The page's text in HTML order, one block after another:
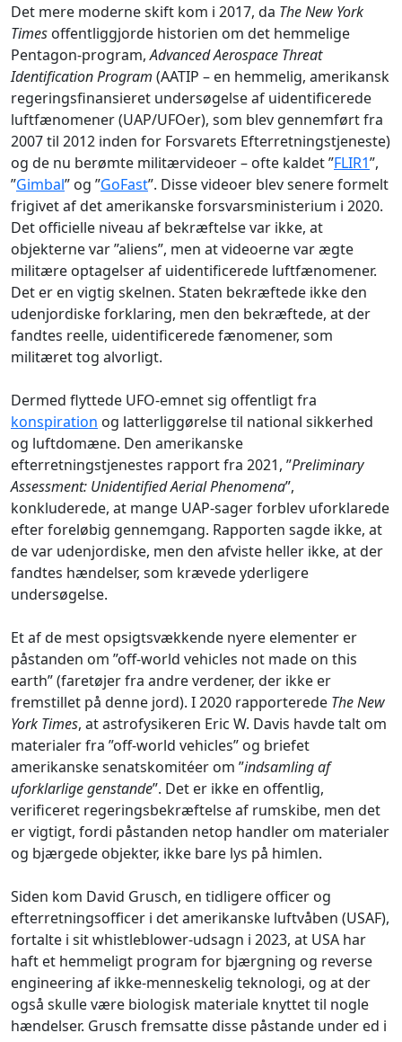
Det mere moderne skift kom i 2017, da The New York
Times offentliggjorde historien om det hemmelige
Pentagon-program,Advanced Aerospace Threat
Identification Program (AATIP – en hemmelig, amerikansk
regeringsfinansieret undersøgelse af uidentificerede
luftfænomener (UAP/UFOer), som blev gennemført fra
2007 til 2012 inden for Forsvarets Efterretningstjeneste)
og de nu berømte militærvideoer – ofte kaldet ”FLIR1”,
”Gimbal” og ”GoFast”. Disse videoer blev senere formelt
frigivet af det amerikanske forsvarsministerium i 2020.
Det officielle niveau af bekræftelse var ikke, at
objekterne var ”aliens”, men at videoerne var ægte
militære optagelser af uidentificerede luftfænomener.
Det er en vigtig skelnen. Staten bekræftede ikke den
udenjordiske forklaring, men den bekræftede, at der
fandtes reelle, uidentificerede fænomener, som
militæret tog alvorligt.
Dermed flyttede UFO-emnet sig offentligt fra
konspiration og latterliggørelse til national sikkerhed
og luftdomæne. Den amerikanske
efterretningstjenestes rapport fra 2021, ”Preliminary
Assessment: Unidentified Aerial Phenomena”,
konkluderede, at mange UAP-sager forblev uforklarede
efter foreløbig gennemgang. Rapporten sagde ikke, at
de var udenjordiske, men den afviste heller ikke, at der
fandtes hændelser, som krævede yderligere
undersøgelse.
Et af de mest opsigtsvækkende nyere elementer er
påstanden om ”off-world vehicles not made on this
earth” (faretøjer fra andre verdener, der ikke er
fremstillet på denne jord). I 2020 rapporterede The New
York Times, at astrofysikeren Eric W. Davis havde talt om
materialer fra ”off-world vehicles” og briefet
amerikanske senatskomitéer om ”indsamling af
uforklarlige genstande”. Det er ikke en offentlig,
verificeret regeringsbekræftelse af rumskibe, men det
er vigtigt, fordi påstanden netop handler om materialer
og bjærgede objekter, ikke bare lys på himlen.
Siden kom David Grusch, en tidligere officer og
efterretningsofficer i det amerikanske luftvåben (USAF),
fortalte i sit whistleblower-udsagn i 2023, at USA har
haft et hemmeligt program for bjærgning og reverse
engineering af ikke-menneskelig teknologi, og at der
også skulle være biologisk materiale knyttet til nogle
hændelser. Grusch fremsatte disse påstande under ed i